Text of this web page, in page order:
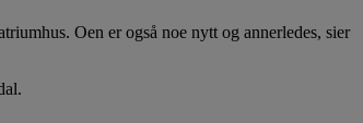
Oen er også noe nytt og annerledes, sier